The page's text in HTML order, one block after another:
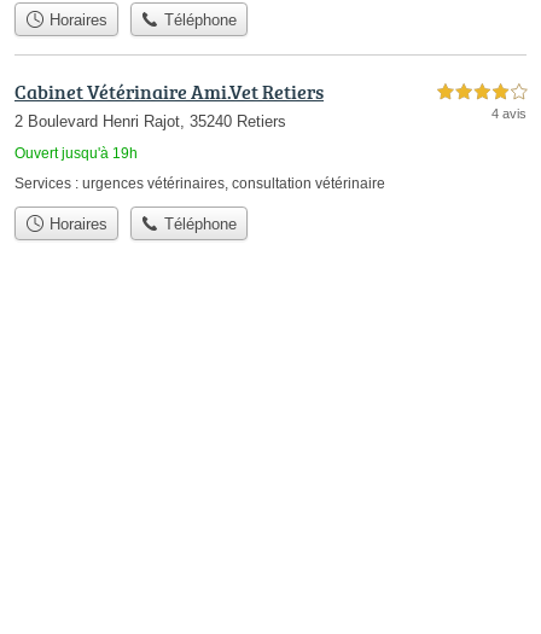
Horaires Téléphone
Cabinet Vétérinaire Ami.Vet Retiers
2 Boulevard Henri Rajot, 35240 Retiers
Ouvert jusqu'à 19h
4,0 étoiles sur 5
4 avis
Services : urgences vétérinaires, consultation vétérinaire
Horaires Téléphone